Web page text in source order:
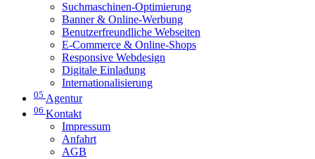
Suchmaschinen-Optimierung
Banner & Online-Werbung
Benutzerfreundliche Webseiten
E-Commerce & Online-Shops
Responsive Webdesign
Digitale Einladung
Internationalisierung
05 Agentur
06 Kontakt
Impressum
Anfahrt
AGB